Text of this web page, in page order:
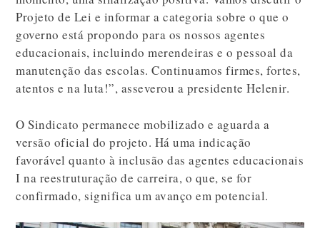
Projeto de Lei e informar a categoria sobre o que o
governo está propondo para os nossos agentes
educacionais, incluindo merendeiras e o pessoal da
manutenção das escolas. Continuamos firmes, fortes,
atentos e na luta!”, asseverou a presidente Helenir.
O Sindicato permanece mobilizado e aguarda a
versão oficial do projeto. Há uma indicação
favorável quanto à inclusão das agentes educacionais
I na reestruturação de carreira, o que, se for
confirmado, significa um avanço em potencial.